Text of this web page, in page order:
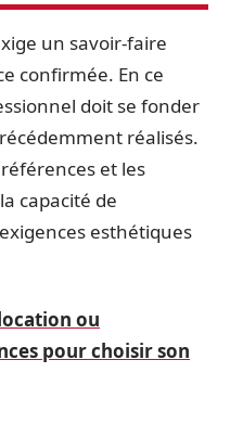
un savoir-faire
confirmée. En ce
doit se fonder
réalisés.
et les
capacité de
esthétiques
ou
pour choisir son